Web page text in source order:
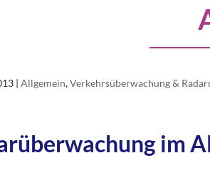
|Allgemein,Verkehrsüberwachung &
im